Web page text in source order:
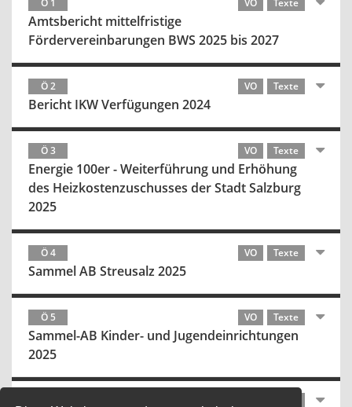
Ö 1 VO Texte
Amtsbericht mittelfristige
Fördervereinbarungen BWS 2025 bis 2027
Ö 2 VO Texte
Bericht IKW Verfügungen 2024
Ö 3 VO Texte
Energie 100er - Weiterführung und Erhöhung
des Heizkostenzuschusses der Stadt Salzburg
2025
Ö 4 VO Texte
Sammel AB Streusalz 2025
Ö 5 VO Texte
Sammel-AB Kinder- und Jugendeinrichtungen
2025